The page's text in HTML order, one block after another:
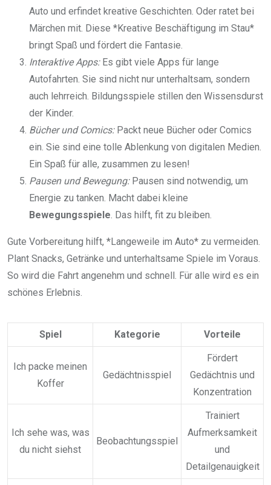
Auto und erfindet kreative Geschichten. Oder ratet bei
Märchen mit. Diese *Kreative Beschäftigung im Stau*
bringt Spaß und fördert die Fantasie.
Interaktive Apps:Es gibt viele Apps für lange
Autofahrten. Sie sind nicht nur unterhaltsam, sondern
auch lehrreich. Bildungsspiele stillen den Wissensdurst
der Kinder.
Bücher und Comics:Packt neue Bücher oder Comics
ein. Sie sind eine tolle Ablenkung von digitalen Medien.
Ein Spaß für alle, zusammen zu lesen!
Pausen und Bewegung:Pausen sind notwendig, um
Energie zu tanken. Macht dabei kleine
Bewegungsspiele. Das hilft, fit zu bleiben.
Gute Vorbereitung hilft, *Langeweile im Auto* zu vermeiden.
Plant Snacks, Getränke und unterhaltsame Spiele im Voraus.
So wird die Fahrt angenehm und schnell. Für alle wird es ein
schönes Erlebnis.
Spiel Kategorie Vorteile
Ich packe meinen
Koffer
Gedächtnisspiel
Fördert
Gedächtnis und
Konzentration
Ich sehe was, was
du nicht siehst
Beobachtungsspiel
Trainiert
Aufmerksamkeit
und
Detailgenauigkeit